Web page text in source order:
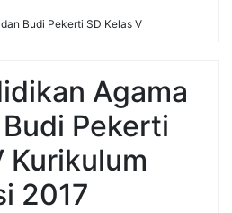
Budi Pekerti SD Kelas V
Agama
Pekerti
Kurikulum
2017